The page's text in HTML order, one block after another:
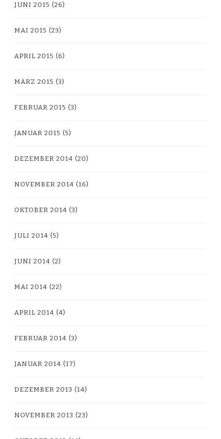
JUNI 2015 (26)
MAI 2015 (23)
APRIL 2015 (6)
MÄRZ 2015 (3)
FEBRUAR 2015 (3)
JANUAR 2015 (5)
DEZEMBER 2014 (20)
NOVEMBER 2014 (16)
OKTOBER 2014 (3)
JULI 2014 (5)
JUNI 2014 (2)
MAI 2014 (22)
APRIL 2014 (4)
FEBRUAR 2014 (3)
JANUAR 2014 (17)
DEZEMBER 2013 (14)
NOVEMBER 2013 (23)